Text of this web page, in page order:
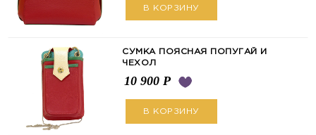
В КОРЗИНУ
СУМКА ПОЯСНАЯ ПОПУГАЙ И
ЧЕХОЛ
10 900Р
В КОРЗИНУ